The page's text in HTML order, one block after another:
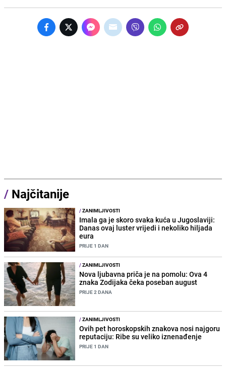
/ Najčitanije
/ZANIMLJIVOSTI
Imala ga je skoro svaka kuća u Jugoslaviji:
Danas ovaj luster vrijedi i nekoliko hiljada
eura
PRIJE 1 DAN
/ZANIMLJIVOSTI
Nova ljubavna priča je na pomolu: Ova 4
znaka Zodijaka čeka poseban august
PRIJE 2 DANA
/ZANIMLJIVOSTI
Ovih pet horoskopskih znakova nosi najgoru
reputaciju: Ribe su veliko iznenađenje
PRIJE 1 DAN